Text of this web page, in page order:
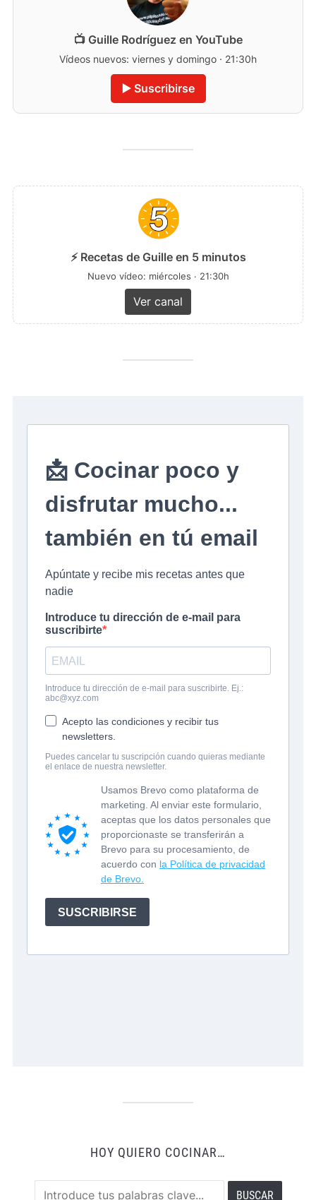
📺 Guille Rodríguez en YouTube
Vídeos nuevos: viernes y domingo · 21:30h
▶️ Suscribirse
⚡ Recetas de Guille en 5 minutos
Nuevo vídeo: miércoles · 21:30h
Ver canal
HOY QUIERO COCINAR…